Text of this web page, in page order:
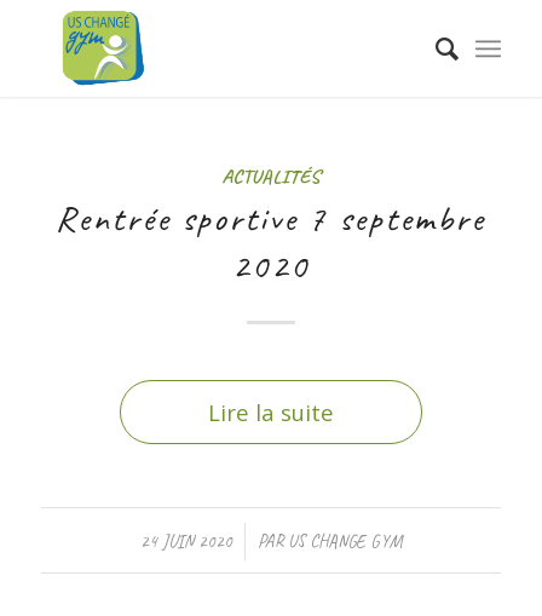
ACTUALITÉS
Rentrée sportive 7 septembre
2020
Lire la suite
24 JUIN 2020
/ PAR US CHANGE GYM